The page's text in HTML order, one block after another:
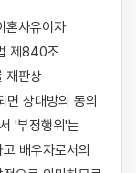
혼사유이자
제840조
재판상
면 상대방의 동의
'부정행위'는
배우자로서의